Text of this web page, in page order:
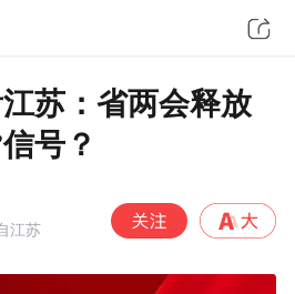
苏：省两会释放
号？
江苏